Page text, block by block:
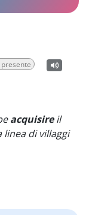
acquisireil
linea di villaggi